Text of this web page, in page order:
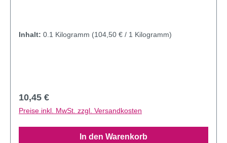
Inhalt: 0.1 Kilogramm (104,50 € / 1 Kilogramm)
Regulärer Preis:
10,45 €
Preise inkl. MwSt. zzgl. Versandkosten
In den Warenkorb